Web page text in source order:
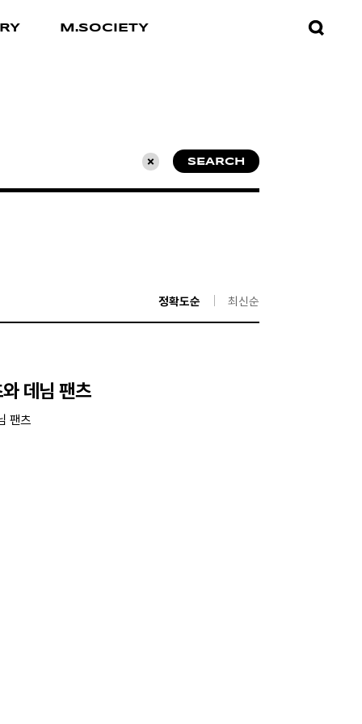
M.SOCIETY
초기화 SEARCH
정확도순 최신순
데님 팬츠
팬츠